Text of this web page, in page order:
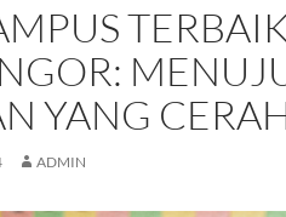
YANG
ADMIN